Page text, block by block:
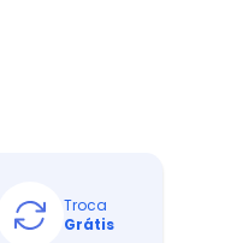
Troca
Grátis